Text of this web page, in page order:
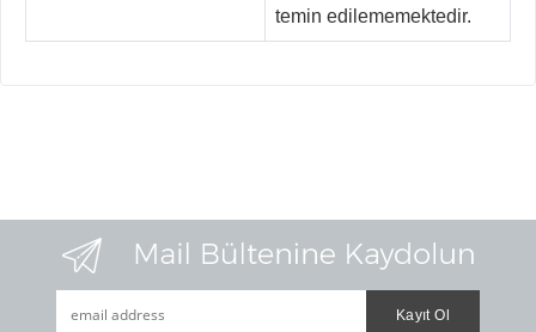
temin edilememektedir.